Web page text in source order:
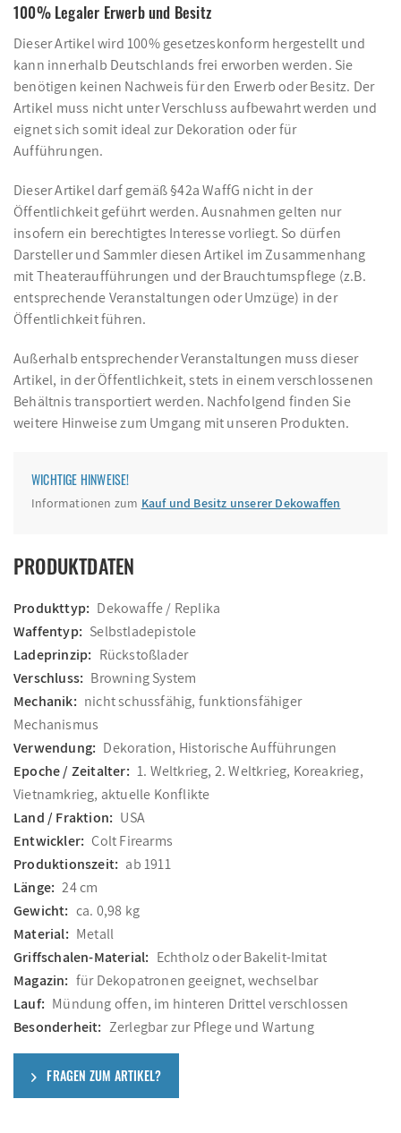
100% Legaler Erwerb und Besitz
Dieser Artikel wird 100% gesetzeskonform hergestellt und
kann innerhalb Deutschlands frei erworben werden. Sie
benötigen keinen Nachweis für den Erwerb oder Besitz. Der
Artikel muss nicht unter Verschluss aufbewahrt werden und
eignet sich somit ideal zur Dekoration oder für
Aufführungen.
Dieser Artikel darf gemäß §42a WaffG nicht in der
Öffentlichkeit geführt werden. Ausnahmen gelten nur
insofern ein berechtigtes Interesse vorliegt. So dürfen
Darsteller und Sammler diesen Artikel im Zusammenhang
mit Theateraufführungen und der Brauchtumspflege (z.B.
entsprechende Veranstaltungen oder Umzüge) in der
Öffentlichkeit führen.
Außerhalb entsprechender Veranstaltungen muss dieser
Artikel, in der Öffentlichkeit, stets in einem verschlossenen
Behältnis transportiert werden. Nachfolgend finden Sie
weitere Hinweise zum Umgang mit unseren Produkten.
WICHTIGE HINWEISE!
Informationen zum Kauf und Besitz unserer Dekowaffen
PRODUKTDATEN
Produkttyp: Dekowaffe / Replika
Waffentyp: Selbstladepistole
Ladeprinzip: Rückstoßlader
Verschluss: Browning System
Mechanik: nicht schussfähig, funktionsfähiger
Mechanismus
Verwendung: Dekoration, Historische Aufführungen
Epoche / Zeitalter: 1. Weltkrieg, 2. Weltkrieg, Koreakrieg,
Vietnamkrieg, aktuelle Konflikte
Land / Fraktion: USA
Entwickler: Colt Firearms
Produktionszeit: ab 1911
Länge: 24 cm
Gewicht: ca. 0,98 kg
Material: Metall
Griffschalen-Material: Echtholz oder Bakelit-Imitat
Magazin: für Dekopatronen geeignet, wechselbar
Lauf: Mündung offen, im hinteren Drittel verschlossen
Besonderheit: Zerlegbar zur Pflege und Wartung
FRAGEN ZUM ARTIKEL?